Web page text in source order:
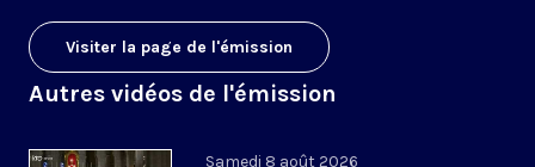
Visiter la page de l'émission
Autres vidéos de l'émission
Samedi 8 août 2026